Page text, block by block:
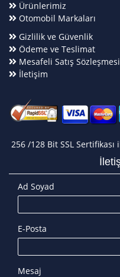
Ürünlerimiz
Otomobil Markaları
Gizlilik ve Güvenlik
Ödeme ve Teslimat
Mesafeli Satış Sözleşmesi
İletişim
256 /128 Bit SSL
Ad Soyad
E-Posta
Mesaj